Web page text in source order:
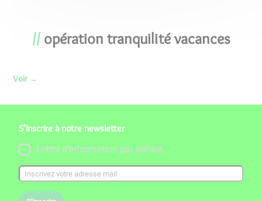
opération tranquilité vacances
Voir →
S'inscrire à notre newsletter
Lettre d'information par défaut